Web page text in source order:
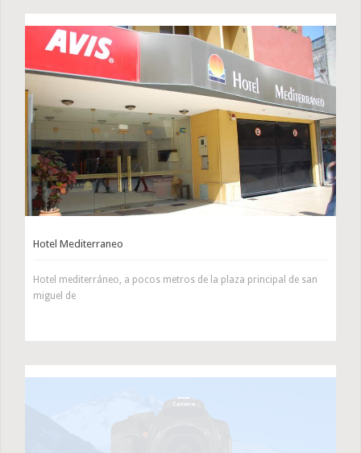
Hotel Mediterraneo
Hotel mediterráneo, a pocos metros de la plaza principal de san
miguel de